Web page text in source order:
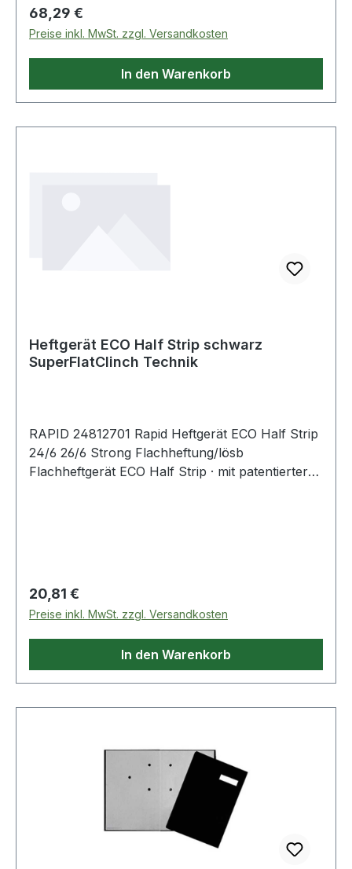
Regulärer Preis:
68,29 €
Preise inkl. MwSt. zzgl. Versandkosten
In den Warenkorb
Heftgerät ECO Half Strip schwarz
SuperFlatClinch Technik
RAPID 24812701 Rapid Heftgerät ECO Half Strip
24/6 26/6 Strong Flachheftung/lösb
Flachheftgerät ECO Half Strip · mit patentierter
Recyclingzwecke getrennt entsorgen. Die
Verpackung ist aus recyceltem Karton · mit
Klebstoff auf Wasserbasis verleimt und mit
erdölfreien Farben auf Soja-Basis bedruckt. 5
Jahre Garantie bei Verwendung von Rapid
Heftklammern.
Regulärer Preis:
20,81 €
Preise inkl. MwSt. zzgl. Versandkosten
In den Warenkorb